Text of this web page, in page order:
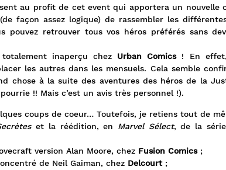
au profit de cet event qui apportera un nouvelle
façon assez logique) de rassembler les
pouvez retrouver tous vos héros préférés sans
inaperçu chez Urban Comics! En effet,
les autres dans les mensuels. Cela semble
chose à la suite des aventures des héros de la
!! Mais c’est un avis très personnel !).
coups de coeur… Toutefois, je retiens tout de
et la réédition, en Marvel Sélect, de la série
version Alan Moore, chez Fusion Comics;
de Neil Gaiman, chez Delcourt;